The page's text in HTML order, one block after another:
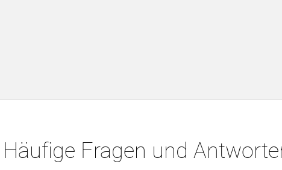
Häufige Fragen und